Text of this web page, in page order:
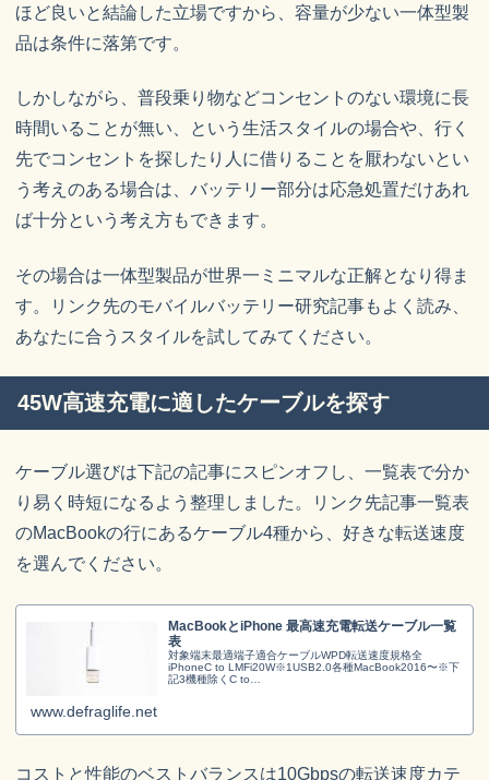
ほど良いと結論した立場ですから、容量が少ない一体型製
品は条件に落第です。
しかしながら、普段乗り物などコンセントのない環境に長
時間いることが無い、という生活スタイルの場合や、行く
先でコンセントを探したり人に借りることを厭わないとい
う考えのある場合は、バッテリー部分は応急処置だけあれ
ば十分という考え方もできます。
その場合は一体型製品が世界一ミニマルな正解となり得ま
す。リンク先のモバイルバッテリー研究記事もよく読み、
あなたに合うスタイルを試してみてください。
45W高速充電に適したケーブルを探す
ケーブル選びは下記の記事にスピンオフし、一覧表で分か
り易く時短になるよう整理しました。リンク先記事一覧表
のMacBookの行にあるケーブル4種から、好きな転送速度
を選んでください。
MacBookとiPhone 最高速充電転送ケーブル一覧
表
対象端末最適端子適合ケーブルWPD転送速度規格全
iPhoneC to LMFi20W※1USB2.0各種MacBook2016〜※下
記3機種除くC to
www.defraglife.net
コストと性能のベストバランスは10Gbpsの転送速度カテ